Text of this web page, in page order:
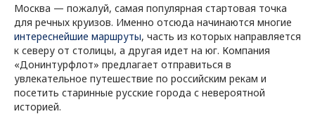
Москва — пожалуй, самая популярная стартовая точка
для речных круизов. Именно отсюда начинаются многие
интереснейшие маршруты, часть из которых направляется
к северу от столицы, а другая идет на юг. Компания
«Донинтурфлот» предлагает отправиться в
увлекательное путешествие по российским рекам и
посетить старинные русские города с невероятной
историей.